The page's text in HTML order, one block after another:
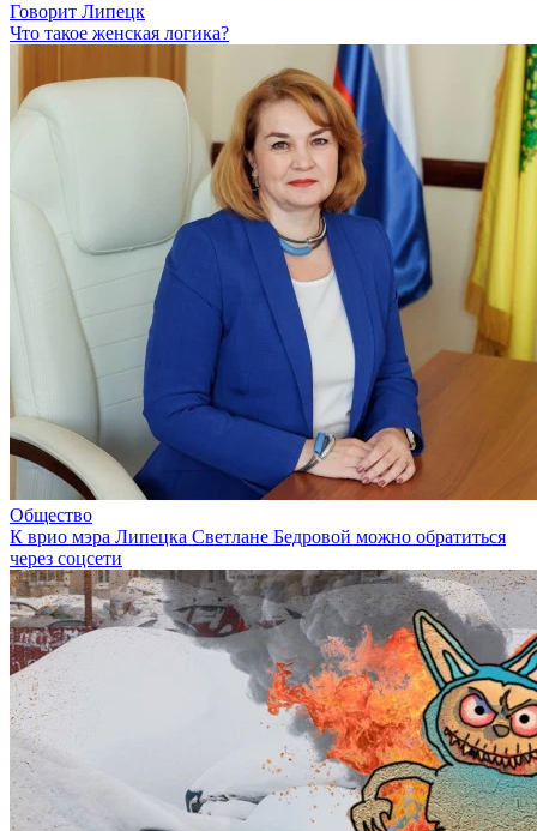
Говорит Липецк
Что такое женская логика?
Общество
К врио мэра Липецка Светлане Бедровой можно обратиться
через соцсети